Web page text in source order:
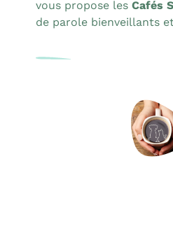
vous propose lesCafés
de parole bienveillants